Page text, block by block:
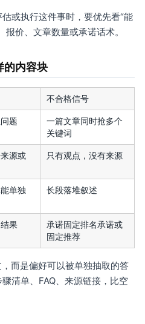
或执行这件事时，要优先看“能
价、文章数量或承诺话术。
的内容块
不合格信号
题
一篇文章同时抢多个
关键词
源或
只有观点，没有来源
单独
长段落堆叙述
果
承诺固定排名承诺或
固定推荐
而是偏好可以被单独抽取的答
清单、FAQ、来源链接，比空